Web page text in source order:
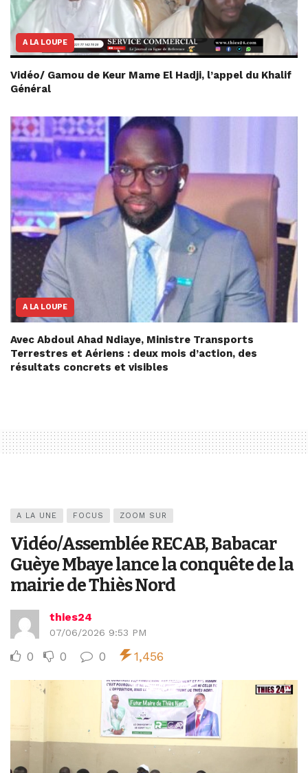
A LA LOUPE
Vidéo/ Gamou de Keur Mame El Hadji, l’appel du Khalif
Général
A LA LOUPE
Avec Abdoul Ahad Ndiaye, Ministre Transports
Terrestres et Aériens : deux mois d’action, des
résultats concrets et visibles
A LA UNE FOCUS ZOOM SUR
Vidéo/Assemblée RECAB, Babacar
Guèye Mbaye lance la conquête de la
mairie de Thiès Nord
thies24
07/06/2026 9:53 PM
0 0 0 1,456